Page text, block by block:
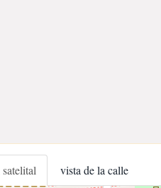
vista de la calle